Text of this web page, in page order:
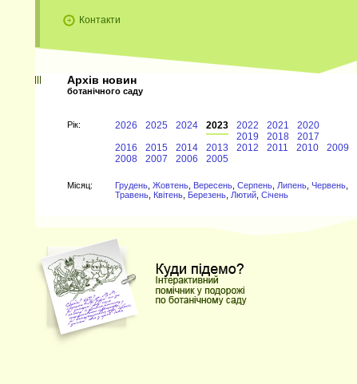
Контакти
Архів новин
ботанічного саду
Рiк: 2026 2025 2024 2023 2022 2021
2020
2019
2018
2017
2016
2015 2014 2013 2012 2011 2010
2009
2008
2007 2006 2005
Мiсяц: Грудень Жовтень Вересень Серпень Липень Червень
Травень Квітень Березень Лютий Січень